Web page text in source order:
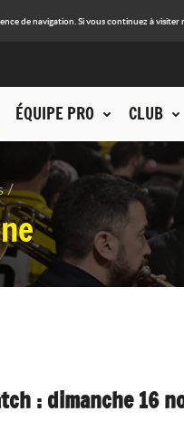
de navigation. Si vous continuez à
ÉQUIPE PRO CLUB
: dimanche 16